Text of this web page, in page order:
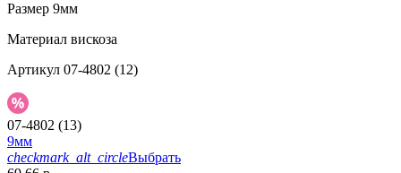
Размер 9мм
Материал вискоза
Артикул 07-4802 (12)
07-4802 (13)
9мм
checkmark_alt_circleВыбрать